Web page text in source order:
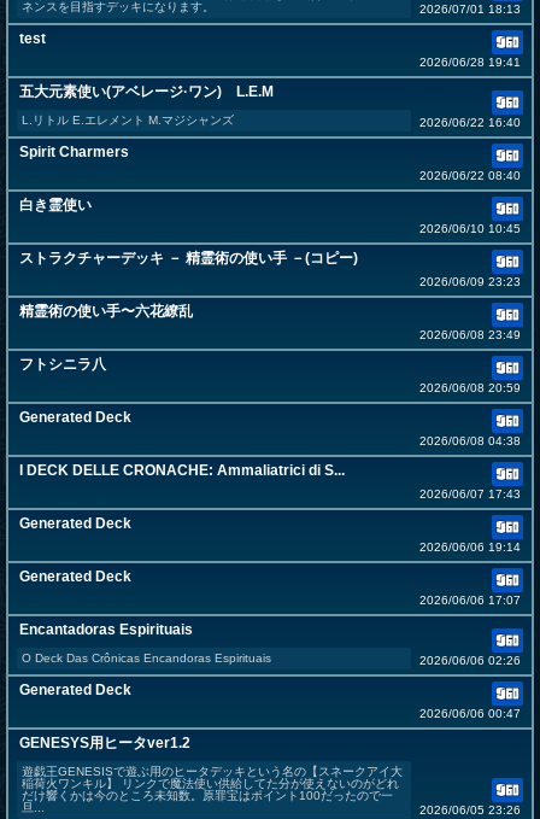
ネンスを目指すデッキになります。
2026/07/01 18:13
test
2026/06/28 19:41
五大元素使い(アベレージ·ワン) L.E.M
L.リトル E.エレメント M.マジシャンズ 2026/06/22 16:40
Spirit Charmers
2026/06/22 08:40
白き霊使い
2026/06/10 10:45
ストラクチャーデッキ － 精霊術の使い手 －(コピー)
2026/06/09 23:23
精霊術の使い手〜六花繚乱
2026/06/08 23:49
フトシニラ八
2026/06/08 20:59
Generated Deck
2026/06/08 04:38
I DECK DELLE CRONACHE: Ammaliatrici di S...
2026/06/07 17:43
Generated Deck
2026/06/06 19:14
Generated Deck
2026/06/06 17:07
Encantadoras Espirituais
O Deck Das Crônicas Encandoras Espirituais 2026/06/06 02:26
Generated Deck
2026/06/06 00:47
GENESYS用ヒータver1.2
遊戯王GENESISで遊ぶ用のヒータデッキという名の【スネークアイ大
稲荷火ワンキル】 リンクで魔法使い供給してた分が使えないのがどれ
だけ響くかは今のところ未知数。原罪宝はポイント100だったので一
旦...
2026/06/05 23:26